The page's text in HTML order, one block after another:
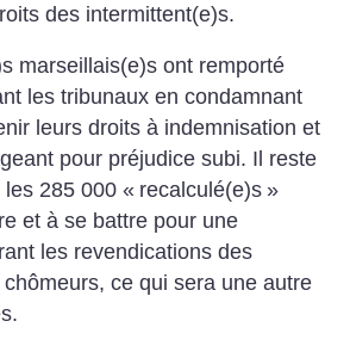
des intermittent(e)s.
marseillais(e)s ont remporté
les tribunaux en condamnant
leurs droits à indemnisation et
pour préjudice subi. Il reste
285 000 « recalculé(e)s »
et à se battre pour une
les revendications des
ce qui sera une autre